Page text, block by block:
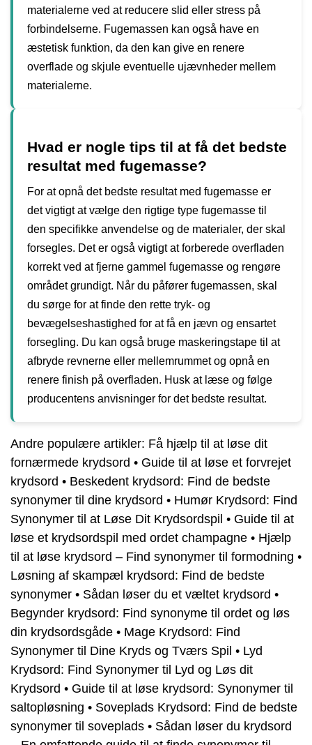
materialerne ved at reducere slid eller stress på
forbindelserne. Fugemassen kan også have en
æstetisk funktion, da den kan give en renere
overflade og skjule eventuelle ujævnheder mellem
materialerne.
Hvad er nogle tips til at få det bedste
resultat med fugemasse?
For at opnå det bedste resultat med fugemasse er
det vigtigt at vælge den rigtige type fugemasse til
den specifikke anvendelse og de materialer, der skal
forsegles. Det er også vigtigt at forberede overfladen
korrekt ved at fjerne gammel fugemasse og rengøre
området grundigt. Når du påfører fugemassen, skal
du sørge for at finde den rette tryk- og
bevægelseshastighed for at få en jævn og ensartet
forsegling. Du kan også bruge maskeringstape til at
afbryde revnerne eller mellemrummet og opnå en
renere finish på overfladen. Husk at læse og følge
producentens anvisninger for det bedste resultat.
Andre populære artikler: Få hjælp til at løse dit
fornærmede krydsord • Guide til at løse et forvrejet
krydsord • Beskedent krydsord: Find de bedste
synonymer til dine krydsord • Humør Krydsord: Find
Synonymer til at Løse Dit Krydsordspil • Guide til at
løse et krydsordspil med ordet champagne • Hjælp
til at løse krydsord – Find synonymer til formodning •
Løsning af skampæl krydsord: Find de bedste
synonymer • Sådan løser du et væltet krydsord •
Begynder krydsord: Find synonyme til ordet og løs
din krydsordsgåde • Mage Krydsord: Find
Synonymer til Dine Kryds og Tværs Spil • Lyd
Krydsord: Find Synonymer til Lyd og Løs dit
Krydsord • Guide til at løse krydsord: Synonymer til
saltopløsning • Soveplads Krydsord: Find de bedste
synonymer til soveplads • Sådan løser du krydsord